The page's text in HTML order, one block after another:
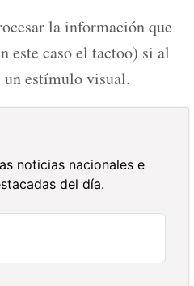
la información que
este caso el tactoo) si al
estímulo visual.
noticias nacionales e
del día.